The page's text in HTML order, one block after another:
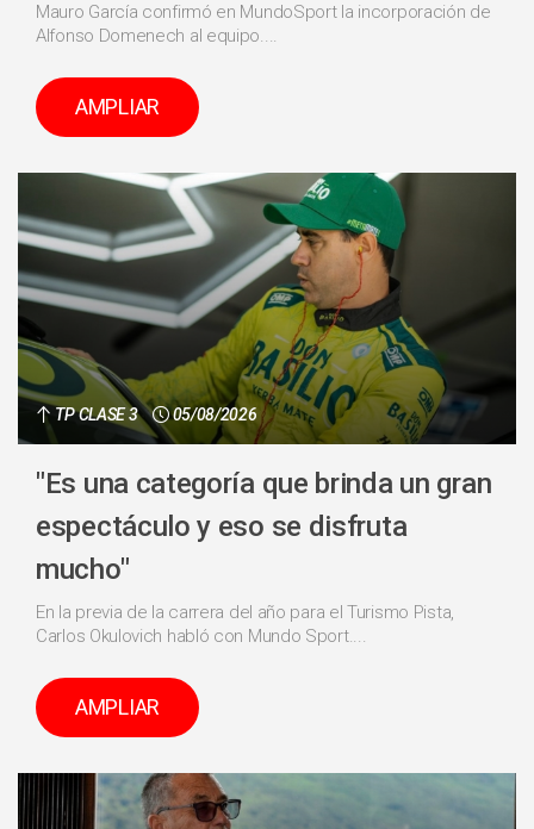
Mauro García confirmó en MundoSport la incorporación de
Alfonso Domenech al equipo....
AMPLIAR
TP CLASE 3 05/08/2026
"Es una categoría que brinda un gran
espectáculo y eso se disfruta
mucho"
En la previa de la carrera del año para el Turismo Pista,
Carlos Okulovich habló con Mundo Sport....
AMPLIAR